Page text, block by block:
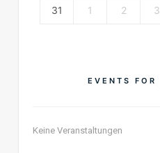
31 1 2 3
EVENTS FOR
Keine Veranstaltungen